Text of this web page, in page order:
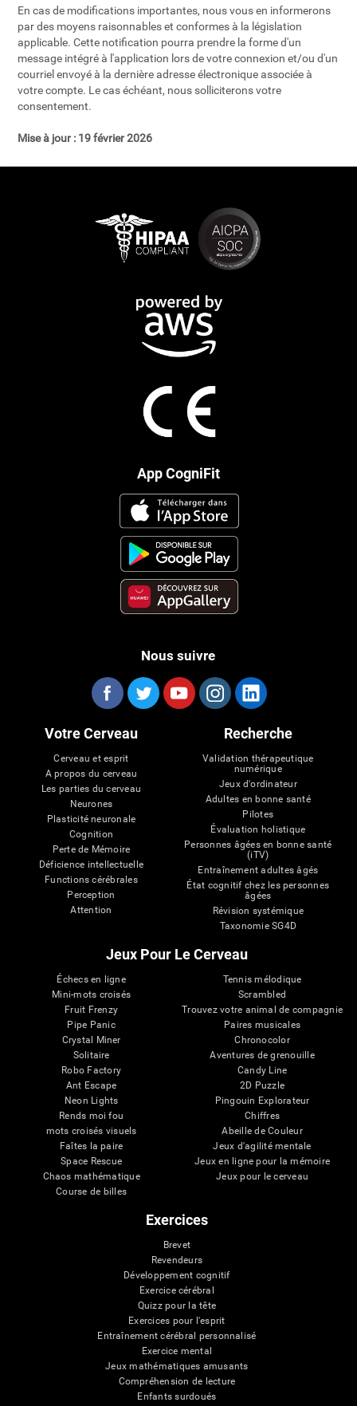
En cas de modifications importantes, nous vous en informerons
par des moyens raisonnables et conformes à la législation
applicable. Cette notification pourra prendre la forme d'un
message intégré à l'application lors de votre connexion et/ou d'un
courriel envoyé à la dernière adresse électronique associée à
votre compte. Le cas échéant, nous solliciterons votre
consentement.
Mise à jour : 19 février 2026
App CogniFit
Nous suivre
Votre Cerveau
Cerveau et esprit
A propos du cerveau
Les parties du cerveau
Neurones
Plasticité neuronale
Cognition
Perte de Mémoire
Déficience intellectuelle
Functions cérébrales
Perception
Attention
Recherche
Validation thérapeutique
numérique
Jeux d'ordinateur
Adultes en bonne santé
Pilotes
Évaluation holistique
Personnes âgées en bonne santé
(iTV)
Entraînement adultes âgés
État cognitif chez les personnes
âgées
Révision systémique
Taxonomie SG4D
Jeux Pour Le Cerveau
Échecs en ligne
Mini-mots croisés
Fruit Frenzy
Pipe Panic
Crystal Miner
Solitaire
Robo Factory
Ant Escape
Neon Lights
Rends moi fou
mots croisés visuels
Faîtes la paire
Space Rescue
Chaos mathématique
Course de billes
Tennis mélodique
Scrambled
Trouvez votre animal de compagnie
Paires musicales
Chronocolor
Aventures de grenouille
Candy Line
2D Puzzle
Pingouin Explorateur
Chiffres
Abeille de Couleur
Jeux d'agilité mentale
Jeux en ligne pour la mémoire
Jeux pour le cerveau
Exercices
Brevet
Revendeurs
Développement cognitif
Exercice cérébral
Quizz pour la tête
Exercices pour l'esprit
Entraînement cérébral personnalisé
Exercice mental
Jeux mathématiques amusants
Compréhension de lecture
Enfants surdoués